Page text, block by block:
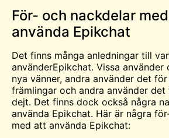
För- och nackdelar
använda Epikchat
Det finns många anledningar till
använderEpikchat. Vissa
nya vänner, andra använder det
främlingar och andra använder
dejt. Det finns dock också några
använda Epikchat. Här är några
med att använda Epikchat: